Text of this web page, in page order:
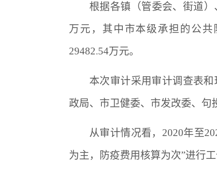
根据各镇（管委会、街道
万元，其中市本级承担的公共
29482.54万元。
本次审计采用审计调查表
政局、市卫健委、市发改委、句
从审计情况看，2020年至
为主，防疫费用核算为次”进行